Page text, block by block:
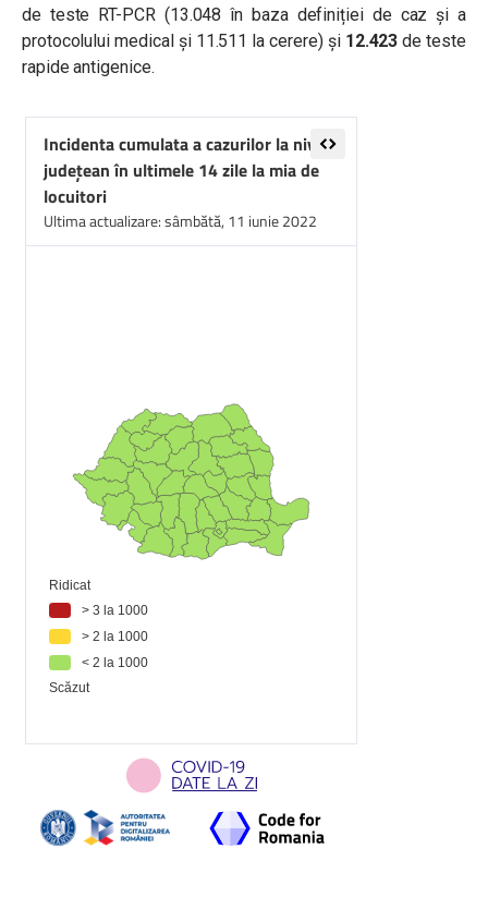
de teste RT-PCR (13.048 în baza definiției de caz și a
protocolului medical și 11.511 la cerere) și 12.423 de teste
rapide antigenice.